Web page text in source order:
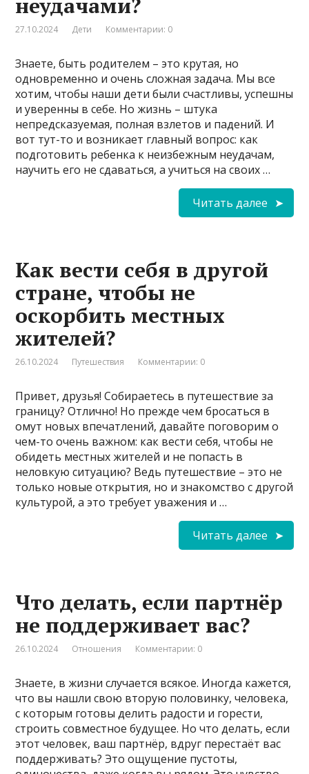
неудачами?
27.10.2024 Дети Комментарии: 0
Знаете, быть родителем – это крутая, но
одновременно и очень сложная задача. Мы все
хотим, чтобы наши дети были счастливы, успешны
и уверенны в себе. Но жизнь – штука
непредсказуемая, полная взлетов и падений. И
вот тут-то и возникает главный вопрос: как
подготовить ребенка к неизбежным неудачам,
научить его не сдаваться, а учиться на своих …
Читать далее
Как вести себя в другой
стране, чтобы не
оскорбить местных
жителей?
26.10.2024 Путешествия Комментарии: 0
Привет, друзья! Собираетесь в путешествие за
границу? Отлично! Но прежде чем бросаться в
омут новых впечатлений, давайте поговорим о
чем-то очень важном: как вести себя, чтобы не
обидеть местных жителей и не попасть в
неловкую ситуацию? Ведь путешествие – это не
только новые открытия, но и знакомство с другой
культурой, а это требует уважения и …
Читать далее
Что делать, если партнёр
не поддерживает вас?
26.10.2024 Отношения Комментарии: 0
Знаете, в жизни случается всякое. Иногда кажется,
что вы нашли свою вторую половинку, человека,
с которым готовы делить радости и горести,
строить совместное будущее. Но что делать, если
этот человек, ваш партнёр, вдруг перестаёт вас
поддерживать? Это ощущение пустоты,